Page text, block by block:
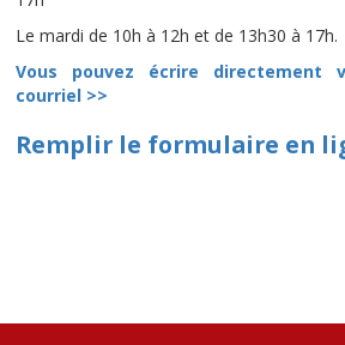
Le mardi de 10h à 12h et de 13h30 à 17h.
Vous pouvez écrire directement
courriel >>
Remplir le formulaire en